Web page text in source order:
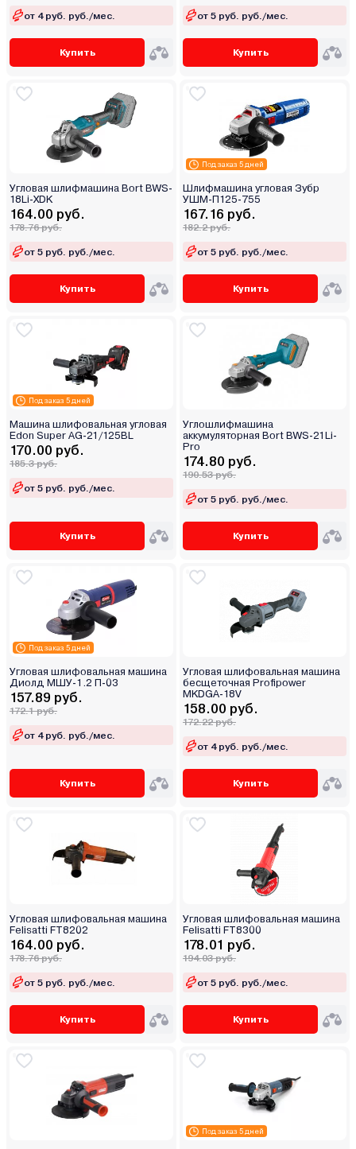
от 4 руб. руб./мес.
Купить
от 5 руб. руб./мес.
Купить
Угловая шлифмашина Bort BWS-
18Li-XDK
164.00 руб.
178.76 руб.
от 5 руб. руб./мес.
Купить
Под заказ 5 дней
Шлифмашина угловая Зубр
УШМ-П125-755
167.16 руб.
182.2 руб.
от 5 руб. руб./мес.
Купить
Под заказ 5 дней
Машина шлифовальная угловая
Edon Super AG-21/125BL
170.00 руб.
185.3 руб.
от 5 руб. руб./мес.
Купить
Углошлифмашина
аккумуляторная Bort BWS-21Li-
Pro
174.80 руб.
190.53 руб.
от 5 руб. руб./мес.
Купить
Под заказ 5 дней
Угловая шлифовальная машина
Диолд МШУ-1.2 П-03
157.89 руб.
172.1 руб.
от 4 руб. руб./мес.
Купить
Угловая шлифовальная машина
бесщеточная Profipower
MKDGA-18V
158.00 руб.
172.22 руб.
от 4 руб. руб./мес.
Купить
Угловая шлифовальная машина
Felisatti FT8202
164.00 руб.
178.76 руб.
от 5 руб. руб./мес.
Купить
Угловая шлифовальная машина
Felisatti FT8300
178.01 руб.
194.03 руб.
от 5 руб. руб./мес.
Купить
Под заказ 5 дней